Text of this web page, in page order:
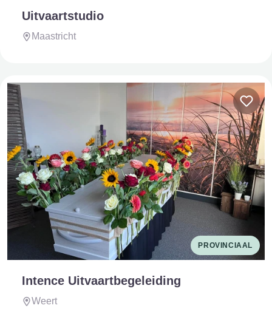
Uitvaartstudio
Maastricht
PROVINCIAAL
Intence Uitvaartbegeleiding
Weert